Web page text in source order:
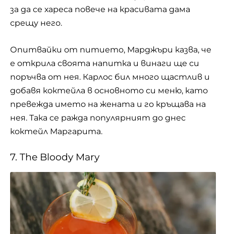
за да се хареса повече на красивата дама
срещу него.
Опитвайки от питието, Марджъри казва, че
е открила своята напитка и винаги ще си
поръчва от нея. Карлос бил много щастлив и
добавя коктейла в основното си меню, като
превежда името на жената и го кръщава на
нея. Така се ражда популярният до днес
коктейл Маргарита.
7. The Bloody Mary